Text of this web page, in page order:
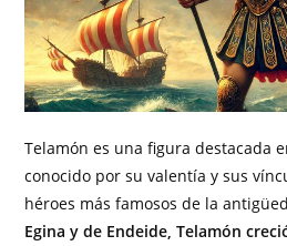
Telamón es una figura destacada
conocido por su valentía y sus
héroes más famosos de la
Egina y de Endeide, Telamón